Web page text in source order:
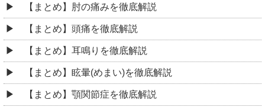
【まとめ】肘の痛みを徹底解説
【まとめ】頭痛を徹底解説
【まとめ】耳鳴りを徹底解説
【まとめ】眩暈(めまい)を徹底解説
【まとめ】顎関節症を徹底解説